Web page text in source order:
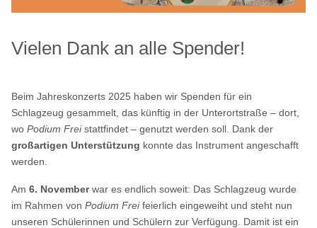
Vielen Dank an alle Spender!
Beim Jahreskonzerts 2025 haben wir Spenden für ein
Schlagzeug gesammelt, das künftig in der Unterortstraße – dort,
woPodium Freistattfindet – genutzt werden soll. Dank der
großartigen Unterstützung konnte das Instrument angeschafft
werden.
Am6. Novemberwar es endlich soweit: Das Schlagzeug wurde
im Rahmen vonPodium Freifeierlich eingeweiht und steht nun
unseren Schülerinnen und Schülern zur Verfügung. Damit ist ein